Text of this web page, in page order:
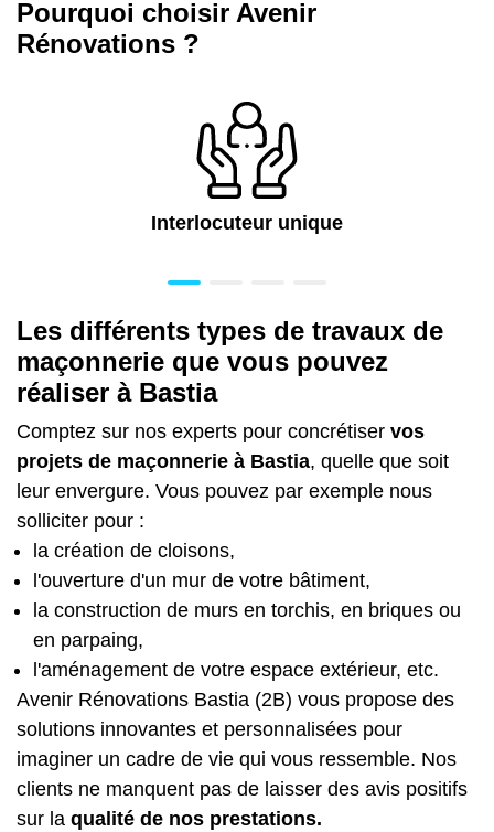
Pourquoi choisir Avenir
Rénovations ?
Interlocuteur unique
Les différents types de travaux de
maçonnerie que vous pouvez
réaliser à Bastia
Comptez sur nos experts pour concrétiser vos
projets de maçonnerie à Bastia, quelle que soit
leur envergure. Vous pouvez par exemple nous
solliciter pour :
la création de cloisons,
l'ouverture d'un mur de votre bâtiment,
la construction de murs en torchis, en briques ou
en parpaing,
l'aménagement de votre espace extérieur, etc.
Avenir Rénovations Bastia (2B) vous propose des
solutions innovantes et personnalisées pour
imaginer un cadre de vie qui vous ressemble. Nos
clients ne manquent pas de laisser des avis positifs
sur la qualité de nos prestations.